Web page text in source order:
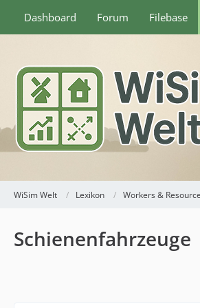
Dashboard Forum Filebase
WiSim Welt Lexikon Workers &
Schienenfahrzeuge